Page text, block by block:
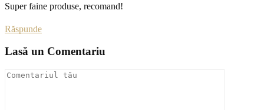
Super faine produse, recomand!
Răspunde
Lasă un Comentariu